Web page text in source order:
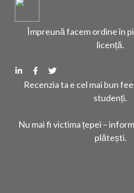
Împreună facem ordine în
licență.
Recenzia ta e cel mai bun
studenți.
Nu mai fi victima țepei –
plătești.